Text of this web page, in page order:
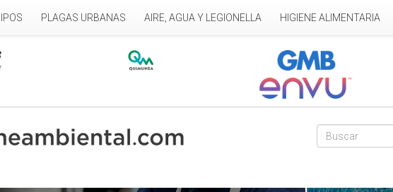
PLAGAS URBANAS AIRE, AGUA Y LEGIONELLA HIGIENE ALIMENTARIA